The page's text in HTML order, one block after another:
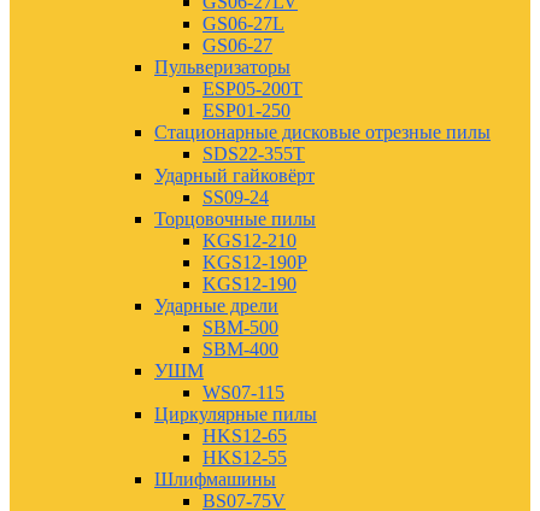
GS06-27L
GS06-27
Пульверизаторы
ESP05-200T
ESP01-250
Стационарные дисковые отрезные пилы
SDS22-355T
Ударный гайковёрт
SS09-24
Торцовочные пилы
KGS12-210
KGS12-190P
KGS12-190
Ударные дрели
SBM-500
SBM-400
УШМ
WS07-115
Циркулярные пилы
HKS12-65
HKS12-55
Шлифмашины
BS07-75V